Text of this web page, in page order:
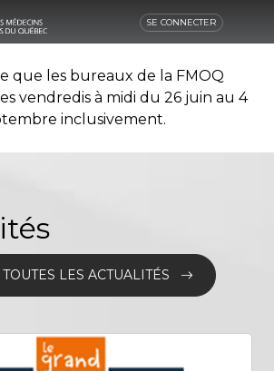
SE CONNECTER
que les bureaux de la FMOQ
vendredis à midi du 26 juin au 4
inclusivement.
TOUTES LES ACTUALITÉS